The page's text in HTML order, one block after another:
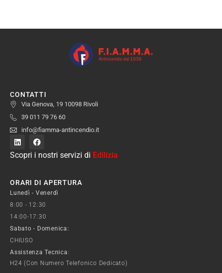
CONTATTI
Via Genova, 19 10098 Rivoli
39 011 79 76 60
info@fiamma-antincendio.it
Scopri i nostri servizi di Edilizia
ORARI DI APERTURA
Lunedì - Venerdì
8:00 - 12:30
14:00-17:30
Sabato - Domenica:
CHIUSO
Assistenza Tecnica:
H24 (con Numero Telefonico Dedicato)